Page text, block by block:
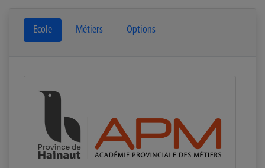
Ecole Métiers Options